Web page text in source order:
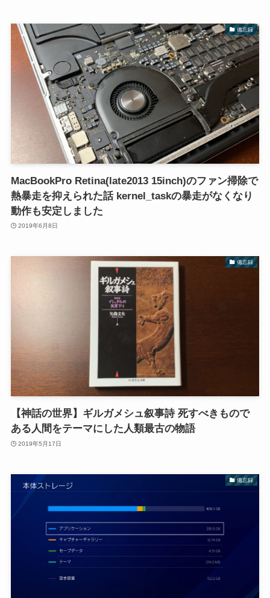
備忘録
MacBookPro Retina(late2013 15inch)のファン掃除で
熱暴走を抑えられた話 kernel_taskの暴走がなくなり
動作も安定しました
2019年6月8日
備忘録
【神話の世界】ギルガメシュ叙事詩 死すべきもので
ある人間をテーマにした人類最古の物語
2019年5月17日
備忘録